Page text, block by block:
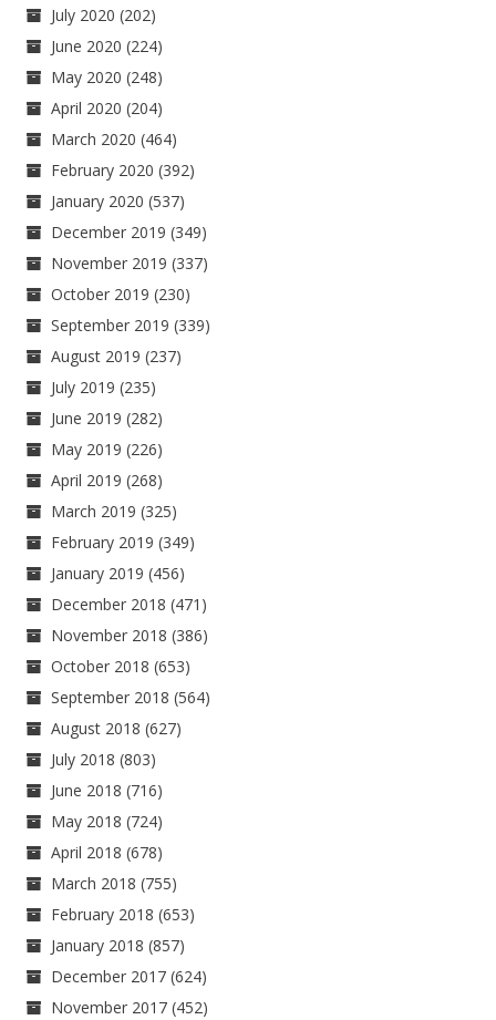
July 2020 (202)
June 2020 (224)
May 2020 (248)
April 2020 (204)
March 2020 (464)
February 2020 (392)
January 2020 (537)
December 2019 (349)
November 2019 (337)
October 2019 (230)
September 2019 (339)
August 2019 (237)
July 2019 (235)
June 2019 (282)
May 2019 (226)
April 2019 (268)
March 2019 (325)
February 2019 (349)
January 2019 (456)
December 2018 (471)
November 2018 (386)
October 2018 (653)
September 2018 (564)
August 2018 (627)
July 2018 (803)
June 2018 (716)
May 2018 (724)
April 2018 (678)
March 2018 (755)
February 2018 (653)
January 2018 (857)
December 2017 (624)
November 2017 (452)